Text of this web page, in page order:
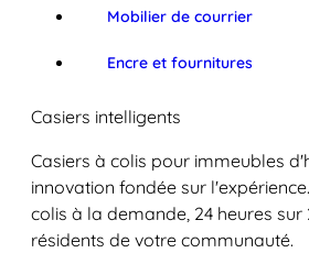
Mobilier de courrier
Encre et fournitures
Casiers intelligents
Casiers à colis pour immeubles
innovation fondée sur
colis à la demande, 24 heures sur
résidents de votre communauté.